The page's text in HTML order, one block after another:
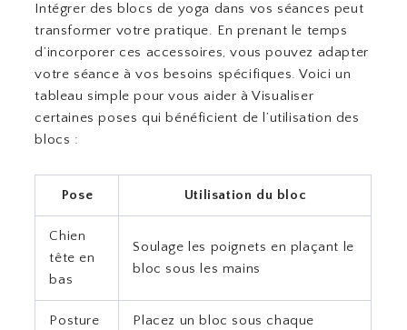
Intégrer des blocs de yoga dans vos séances peut
transformer votre pratique. En prenant le temps
d’incorporer ces accessoires, vous pouvez adapter
votre séance à vos besoins spécifiques. Voici un
tableau simple pour vous aider à Visualiser
certaines poses qui bénéficient de l’utilisation des
blocs :
Pose Utilisation du bloc
Chien
tête en
bas
Soulage les poignets en plaçant le
bloc sous les mains
Posture
Placez un bloc sous chaque